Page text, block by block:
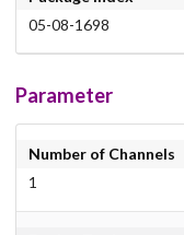
05-08-1698
Parameter
Number of Channels
1